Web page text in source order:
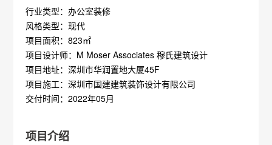
行业类型：办公室装修
风格类型：现代
项目面积：823㎡
项目设计师：M Moser Associates 穆氏建筑设计
项目地址：深圳市华润置地大厦45F
项目施工：深圳市国建建筑装饰设计有限公司
交付时间：2022年05月
项目介绍